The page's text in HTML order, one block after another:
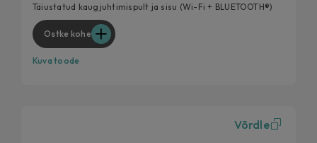
Sinu lemmikpesutsükkel, nüüd veelgi tõhusam
Eemalda 99% igapäevastest plekkidest
Täiustatud kaugjuhtimispult ja sisu (Wi-Fi + BLUETOOTH®)
Ostke kohe
Kuva toode
Võrdle